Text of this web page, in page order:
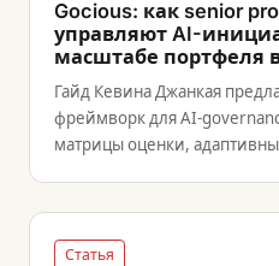
Gocious: как senior
управляют AI-
масштабе портфеля
Гайд Кевина Джанкая
фреймворк для AI-
матрицы оценки,
Статья